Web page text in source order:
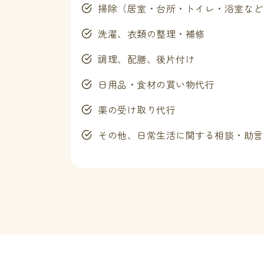
掃除（居室・台所・トイレ・浴室な
洗濯、衣類の整理・補修
調理、配膳、後片付け
日用品・食材の買い物代行
薬の受け取り代行
その他、日常生活に関する相談・助言